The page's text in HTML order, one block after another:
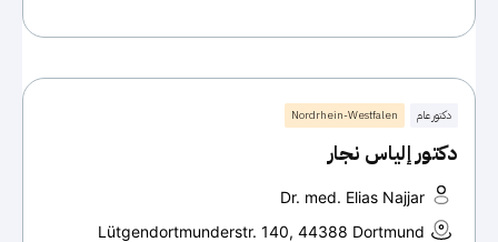
دكتور عام Nordrhein-Westfalen
دكتور إلياس نجار
Dr. med. Elias Najjar
Lütgendortmunderstr. 140, 44388 Dortmund